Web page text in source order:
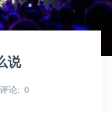
说
评论 0